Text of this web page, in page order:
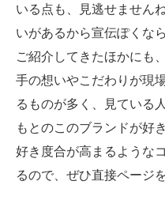
いる点も、見逃せません
いがあるから宣伝ぽくな
ご紹介してきたほかにも
手の想いやこだわりが現
るものが多く、見ている
もとのこのブランドが好
好き度合が高まるような
るので、ぜひ直接ページ